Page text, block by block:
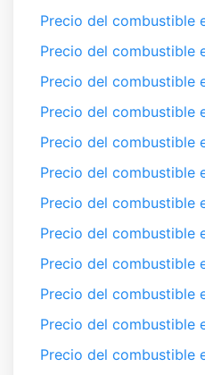
Precio del combustible
Precio del combustible
Precio del combustible
Precio del combustible
Precio del combustible
Precio del combustible
Precio del combustible
Precio del combustible
Precio del combustible
Precio del combustible
Precio del combustible
Precio del combustible